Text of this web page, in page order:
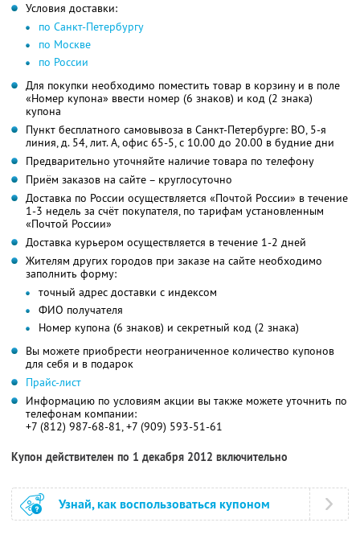
Условия доставки:
по Санкт-Петербургу
по Москве
по России
Для покупки необходимо поместить товар в корзину и в поле
«Номер купона» ввести номер (6 знаков) и код (2 знака)
купона
Пункт бесплатного самовывоза в Санкт-Петербурге: ВО, 5-я
линия, д. 54, лит. А, офис 65-5, с 10.00 до 20.00 в будние дни
Предварительно уточняйте наличие товара по телефону
Приём заказов на сайте – круглосуточно
Доставка по России осуществляется «Почтой России» в течение
1-3 недель за счёт покупателя, по тарифам установленным
«Почтой России»
Доставка курьером осуществляется в течение 1-2 дней
Жителям других городов при заказе на сайте необходимо
заполнить форму:
точный адрес доставки с индексом
ФИО получателя
Номер купона (6 знаков) и секретный код (2 знака)
Вы можете приобрести неограниченное количество купонов
для себя и в подарок
Прайс-лист
Информацию по условиям акции вы также можете уточнить по
телефонам компании:
+7 (812) 987-68-81, +7 (909) 593-51-61
Купон действителен по 1 декабря 2012 включительно
Узнай, как воспользоваться купоном